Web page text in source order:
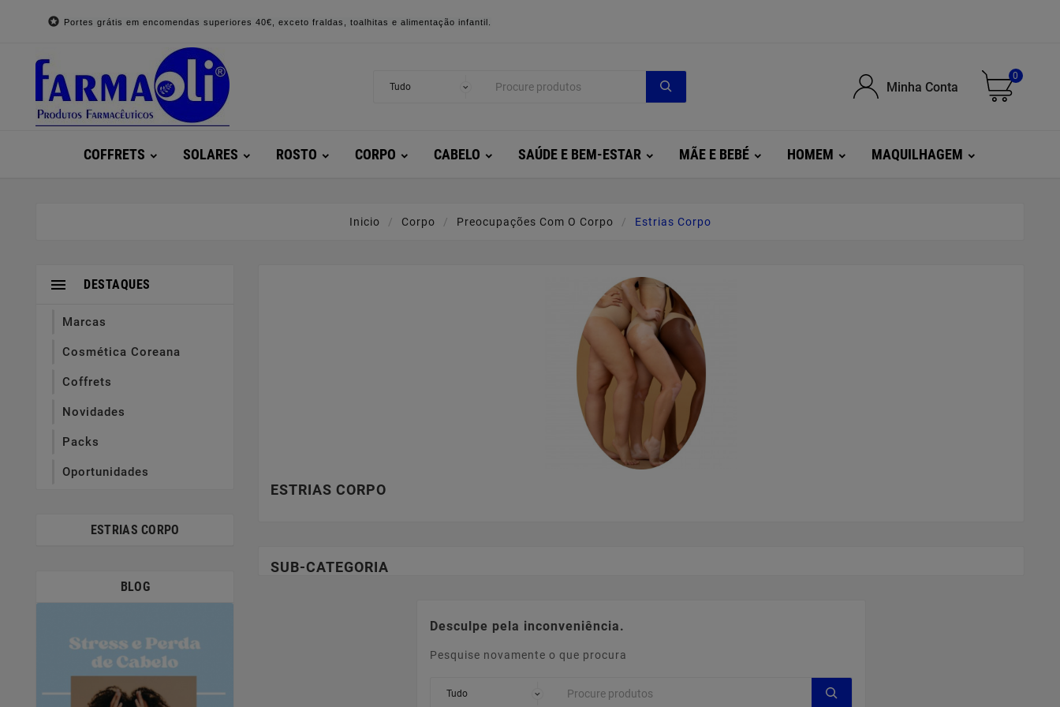
 Portes grátis em encomendas superiores 40€, exceto fraldas, toalhitas e alimentação infantil.
Minha Conta
0
COFFRETS SOLARES ROSTO CORPO CABELO SAÚDE E BEM-ESTAR MÃE E BEBÉ HOMEM MAQUILHAGEM
Inicio Corpo Preocupações Com O Corpo Estrias Corpo
DESTAQUES

Marcas
Cosmética Coreana
Coffrets
Novidades
Packs
Oportunidades
ESTRIAS CORPO
BLOG
ESTRIAS CORPO
SUB-CATEGORIA
Desculpe pela inconveniência.
Pesquise novamente o que procura